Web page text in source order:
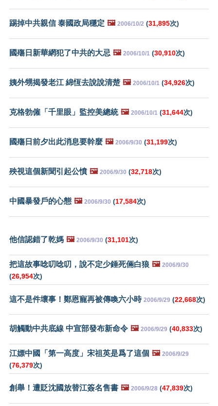
踢掉中共親信 泰國政局穩定 🖼️ 2006/10/2 (31,895次)
國殤日新華網犯了中共的大忌 🖼️ 2006/10/1 (30,910次)
姨外甥揭發老江 綿恆去說說清楚 🖼️ 2006/10/1 (34,926次)
克格勃僱「千里眼」監控美總統 🖼️ 2006/10/1 (31,644次)
國殤日前夕出此消息要幹麼 🖼️ 2006/9/30 (31,199次)
殃視這個新聞引起公憤 🖼️ 2006/9/30 (32,718次)
中國暴發戶的心態 🖼️ 2006/9/30 (17,584次)
他信認錯了乾媽 🖼️ 2006/9/30 (31,101次)
把這故事唸叨唸叨，說不定少錘死倆白狼 🖼️ 2006/9/30
(26,954次)
這不是件壞事！鄭恩寵再被傳喚六小時 2006/9/29 (22,668次)
胡觸動中共底線 中宣部發布新命令 🖼️ 2006/9/29 (40,833次)
江嫖中國「第一高度」宋祖英是爲了這個 🖼️ 2006/9/29
(76,379次)
創舉！遭貶沈國放替江簽名售書 🖼️ 2006/9/28 (47,839次)